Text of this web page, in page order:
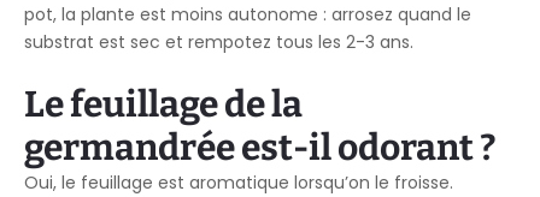
pot, la plante est moins autonome : arrosez quand le
substrat est sec et rempotez tous les 2-3 ans.
Le feuillage de la
germandrée est-il odorant ?
Oui, le feuillage est aromatique lorsqu’on le froisse.